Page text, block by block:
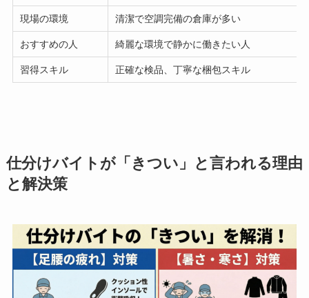
現場の環境 清潔で空調完備の倉庫が多い
おすすめの人 綺麗な環境で静かに働きたい人
習得スキル 正確な検品、丁寧な梱包スキル
仕分けバイトが「きつい」と言われる理由
と解決策